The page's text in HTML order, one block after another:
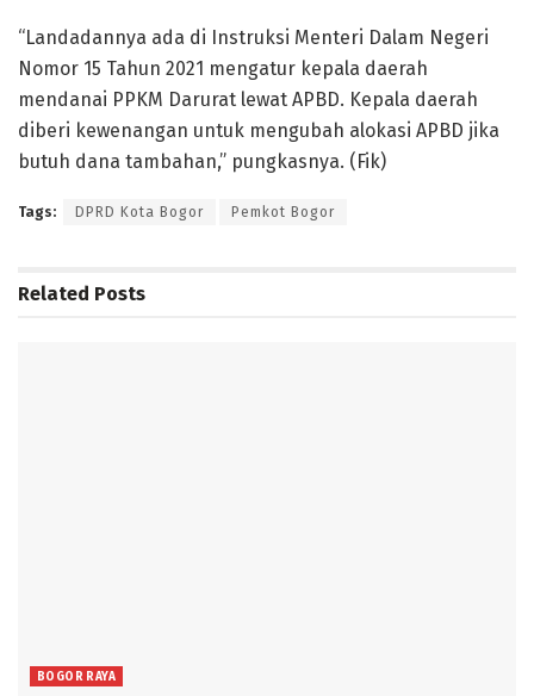
“Landadannya ada di Instruksi Menteri Dalam Negeri
Nomor 15 Tahun 2021 mengatur kepala daerah
mendanai PPKM Darurat lewat APBD. Kepala daerah
diberi kewenangan untuk mengubah alokasi APBD jika
butuh dana tambahan,” pungkasnya. (Fik)
Tags: DPRD Kota Bogor Pemkot Bogor
Related Posts
BOGOR RAYA